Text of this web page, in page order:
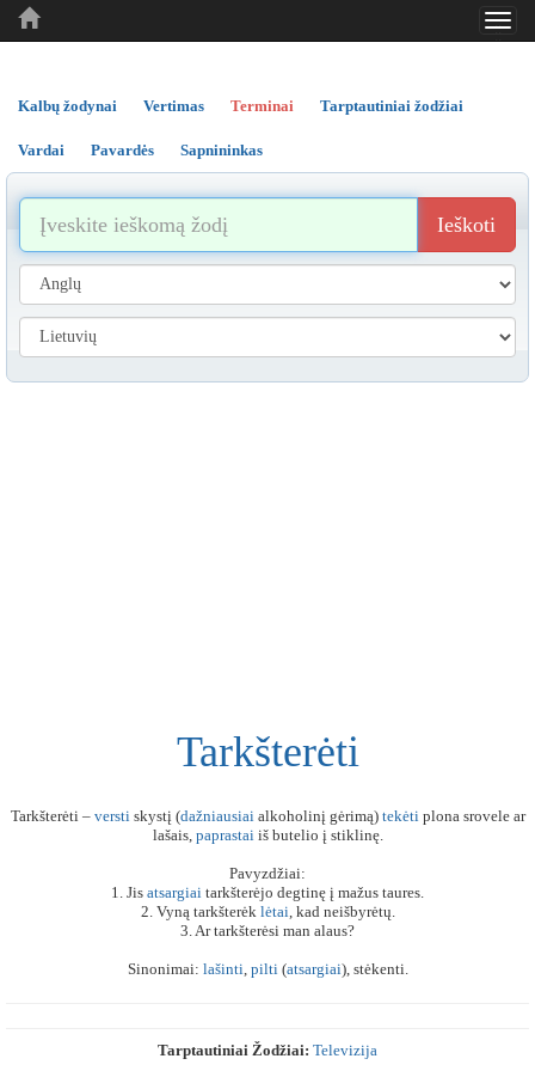
..
..
Kalbų žodynai Vertimas Terminai Tarptautiniai žodžiai
Vardai Pavardės Sapnininkas
Ieškoti
Tarkšterėti
Tarkšterėti – verstiskystį (dažniausiaialkoholinį gėrimą) tekėtiplona srovele ar
lašais, paprastaiiš butelio į stiklinę.
Pavyzdžiai:
1. Jis atsargiai tarkšterėjo degtinę į mažus taures.
2. Vyną tarkšterėk lėtai, kad neišbyrėtų.
3. Ar tarkšterėsi man alaus?
Sinonimai: lašinti, pilti(atsargiai), stėkenti.
Tarptautiniai Žodžiai: Televizija